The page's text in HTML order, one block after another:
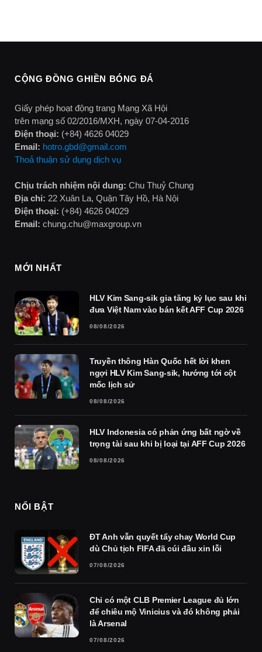
CỘNG ĐỒNG GHIỀN BÓNG ĐÁ
Giấy phép hoạt động trang Mạng Xã Hội
trên mạng số 02/2016/MXH, ngày 07-04-2016
Điện thoại: (+84) 4626 04029
Email: hotro.gbd@gmail.com
Thoả thuận sử dụng dịch vụ
Chịu trách nhiệm nội dung: Chu Thuỷ Chung
Địa chỉ: 22 Xuân La, Quận Tây Hồ, Hà Nội
Điện thoại: (+84) 4626 04029
Email: chung.chu@maxgroup.vn
MỚI NHẤT
HLV Kim Sang-sik gia tăng kỷ lục sau khi
đưa Việt Nam vào bán kết AFF Cup 2026
08/08/2026
Truyền thông Hàn Quốc hết lời khen
ngợi HLV Kim Sang-sik, hướng tới cột
mốc lịch sử
08/08/2026
HLV Indonesia có phản ứng bất ngờ về
trọng tài sau khi bị loại tại AFF Cup 2026
08/08/2026
NỔI BẬT
ĐT Anh vẫn quyết tẩy chay World Cup
dù Chủ tịch FIFA đã cúi đầu xin lỗi
07/08/2026
Chỉ có một CLB Premier League đủ lớn
để chiêu mộ Vinicius và đó không phải
là Arsenal
07/08/2026